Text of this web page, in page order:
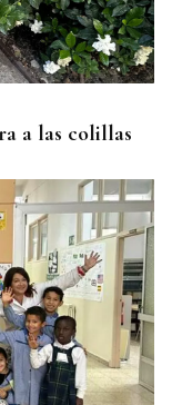
a las colillas